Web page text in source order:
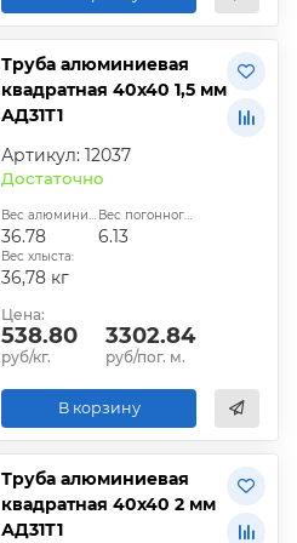
Труба алюминиевая
квадратная 40х40 1,5 мм
АД31Т1
Артикул: 12037
Достаточно
Вес алюминиевой трубы, кг:
36.78
Вес погонного метра, кг:
6.13
Вес хлыста:
36,78 кг
Цена:
538.80
руб/кг.
3302.84
руб/пог. м.
В корзину
Труба алюминиевая
квадратная 40х40 2 мм
АД31Т1